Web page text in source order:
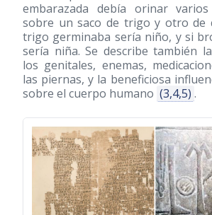
embarazada debía orinar
sobre un saco de trigo y otro de
trigo germinaba sería niño, y si
sería niña. Se describe también
los genitales, enemas,
las piernas, y la beneficiosa
sobre el cuerpo humano (3,4,5) .